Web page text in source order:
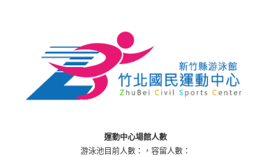
運動中心場館人數
游泳池目前人數：
，容留人數：